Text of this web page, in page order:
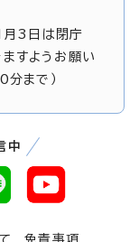
月3日は閉庁
すようお願い
分まで）
中
免責事項